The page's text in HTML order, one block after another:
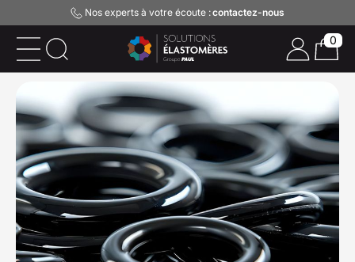
Nos experts à votre écoute :contactez-nous
0